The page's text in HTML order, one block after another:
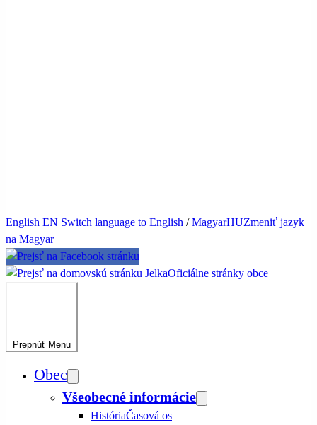
English EN Switch language to English /MagyarHUZmeniť jazyk
na Magyar
JelkaOficiálne stránky obce
Prepnúť Menu
Obec
Všeobecné informácie
HistóriaČasová os